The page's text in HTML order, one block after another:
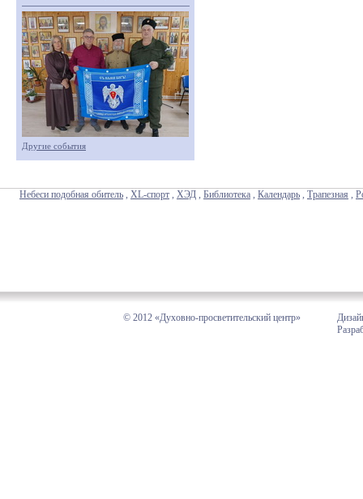
Другие события
Небеси подобная обитель , XL-спорт , ХЭД , Библиотека , Календарь , Трапезная ,
© 2012 «Духовно-просветительский центр»